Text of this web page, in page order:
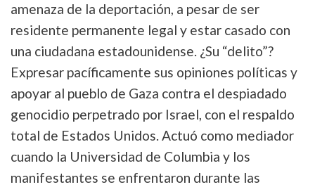
amenaza de la deportación, a pesar de ser
residente permanente legal y estar casado con
una ciudadana estadounidense. ¿Su “delito”?
Expresar pacíficamente sus opiniones políticas y
apoyar al pueblo de Gaza contra el despiadado
genocidio perpetrado por Israel, con el respaldo
total de Estados Unidos. Actuó como mediador
cuando la Universidad de Columbia y los
manifestantes se enfrentaron durante las